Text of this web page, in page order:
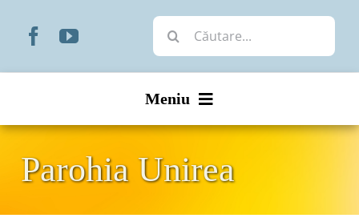
Cautare...
Meniu
Parohia Unirea